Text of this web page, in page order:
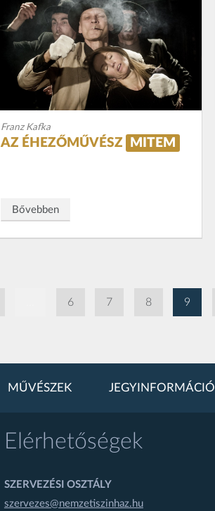
Franz Kafka
AZ ÉHEZŐMŰVÉSZ MITEM
Bővebben
6 7 8 9
MŰVÉSZEK JEGYINFORMÁCIÓ
Elérhetőségek
SZERVEZÉSI OSZTÁLY
szervezes@nemzetiszinhaz.hu